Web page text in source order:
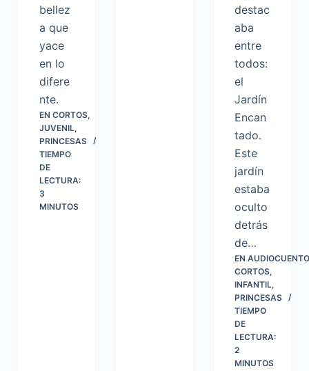
bellez
a que
yace
en lo
difere
nte.
EN CORTOS,
JUVENIL,
PRINCESAS
TIEMPO
DE
LECTURA:
3
MINUTOS
destac
aba
entre
todos:
el
Jardín
Encan
tado.
Este
jardín
estaba
oculto
detrás
de…
EN AUDIOCUENTO
CORTOS,
INFANTIL,
PRINCESAS
TIEMPO
DE
LECTURA:
2
MINUTOS